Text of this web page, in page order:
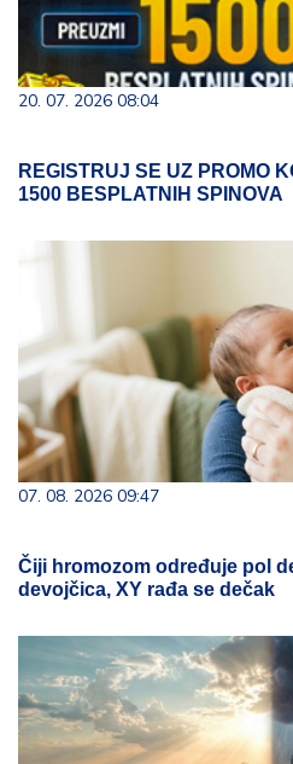
20. 07. 2026 08:04
REGISTRUJ SE UZ PROMO
1500 BESPLATNIH SPINOVA
07. 08. 2026 09:47
Čiji hromozom određuje pol
devojčica, XY rađa se dečak